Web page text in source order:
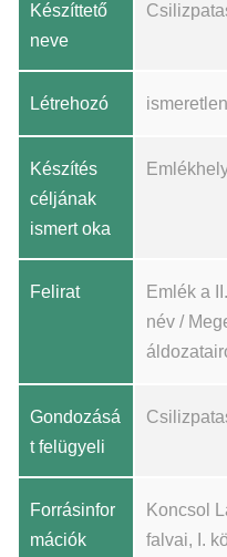
Készíttető
neve
Létrehozó ismeretlen
Készítés
céljának
ismert oka
Felirat
Emlék a
név /
Gondozásá
t felügyeli
Forrásinfor
mációk
Koncsol
falvai, I.